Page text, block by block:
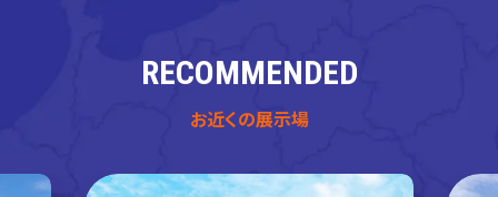
RECOMMENDED
お近くの展示場